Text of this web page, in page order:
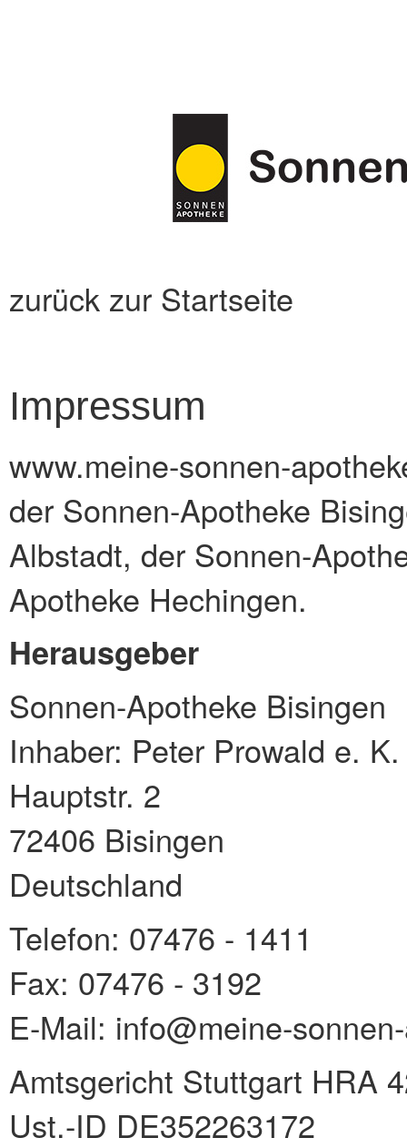
zurück zur Startseite
Impressum
www.meine-sonnen-
der Sonnen-Apotheke
Albstadt, der Sonnen-
Apotheke Hechingen.
Herausgeber
Sonnen-Apotheke Bisingen
Inhaber: Peter Prowald e. K.
Hauptstr. 2
72406 Bisingen
Deutschland
Telefon: 07476 - 1411
Fax: 07476 - 3192
E-Mail: info@meine-
Amtsgericht Stuttgart HRA
Ust.-ID DE352263172